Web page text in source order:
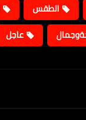
الطقس
عاجل